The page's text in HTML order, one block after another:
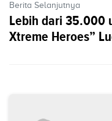
Berita Selanjutnya
Lebih dari 35.000
Xtreme Heroes”